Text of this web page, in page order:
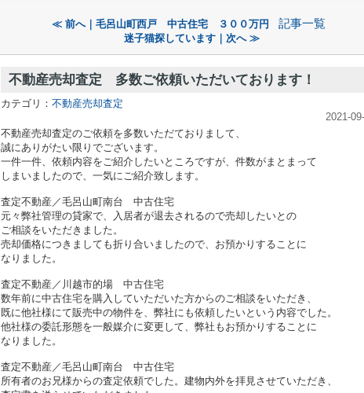
≪ 前へ｜毛呂山町西戸 中古住宅 ３００万円 記事一覧
迷子猫探しています｜次へ ≫
不動産売却査定 多数ご依頼いただいております！
カテゴリ： 不動産売却査定
2021-
不動産売却査定のご依頼を多数いただておりまして、
誠にありがたい限りでございます。
一件一件、依頼内容をご紹介したいところですが、件数がまとまって
しまいましたので、一気にご紹介致します。
査定不動産／毛呂山町南台 中古住宅
元々弊社管理の貸家で、入居者が退去されるので売却したいとの
ご相談をいただきました。
売却価格につきましても折り合いましたので、お預かりすることに
なりました。
査定不動産／川越市的場 中古住宅
数年前に中古住宅を購入していただいた方からのご相談をいただき、
既に他社様にて販売中の物件を、弊社にも依頼したいという 内容でした。
他社様の委託形態を一般媒介に変更して、弊社もお預かりすることに
なりました。
査定不動産／毛呂山町南台 中古住宅
所有者のお兄様からの査定依頼でした。建物内外を拝見させていただき、